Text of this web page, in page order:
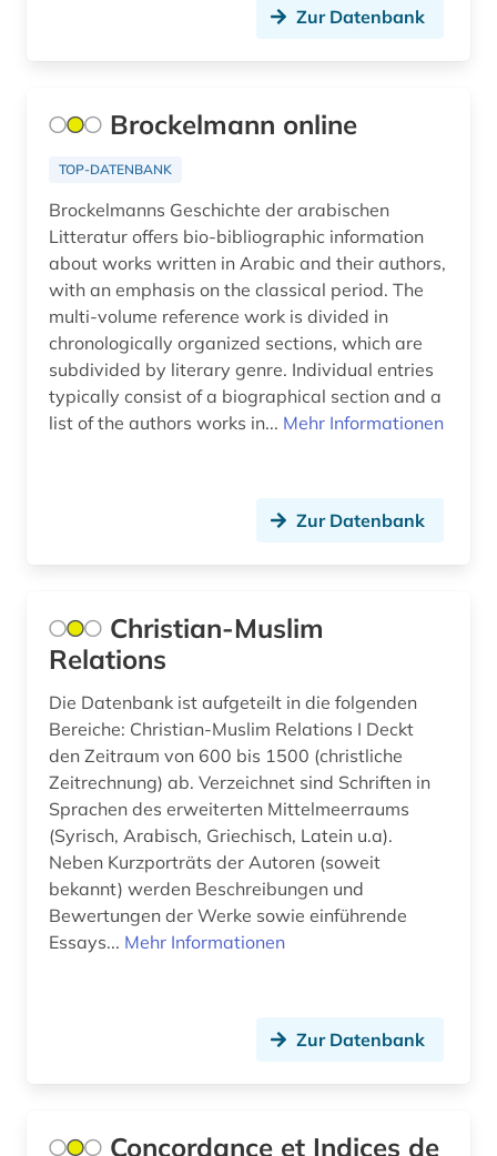
Zur Datenbank
Brockelmann online
TOP-DATENBANK
Brockelmanns Geschichte der arabischen
Litteratur offers bio-bibliographic information
about works written in Arabic and their authors,
with an emphasis on the classical period. The
multi-volume reference work is divided in
chronologically organized sections, which are
subdivided by literary genre. Individual entries
typically consist of a biographical section and a
list of the authors works in... Mehr Informationen
Zur Datenbank
Christian-Muslim
Relations
Die Datenbank ist aufgeteilt in die folgenden
Bereiche: Christian-Muslim Relations I Deckt
den Zeitraum von 600 bis 1500 (christliche
Zeitrechnung) ab. Verzeichnet sind Schriften in
Sprachen des erweiterten Mittelmeerraums
(Syrisch, Arabisch, Griechisch, Latein u.a).
Neben Kurzporträts der Autoren (soweit
bekannt) werden Beschreibungen und
Bewertungen der Werke sowie einführende
Essays... Mehr Informationen
Zur Datenbank
Concordance et Indices de